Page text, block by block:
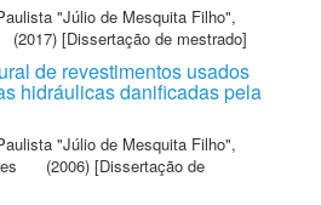
"Júlio de Mesquita Filho",
(2017) [Dissertação de mestrado]
de revestimentos usados
hidráulicas danificadas pela
"Júlio de Mesquita Filho",
(2006) [Dissertação de